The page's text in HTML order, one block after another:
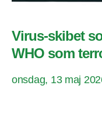
Virus-skibet
WHO som
onsdag, 13 maj